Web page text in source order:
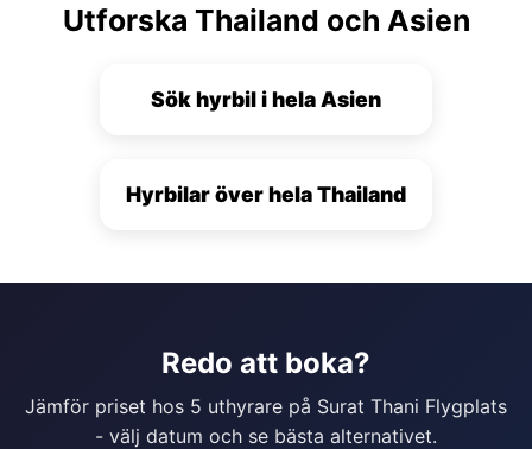
Utforska Thailand och Asien
Sök hyrbil i hela Asien
Hyrbilar över hela Thailand
Redo att boka?
Jämför priset hos 5 uthyrare på Surat Thani Flygplats
- välj datum och se bästa alternativet.